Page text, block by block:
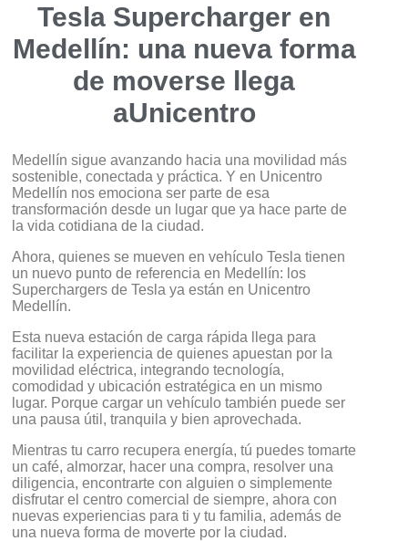
Tesla Supercharger en
Medellín: una nueva forma
de moverse llega
aUnicentro
Medellín sigue avanzando hacia una movilidad más
sostenible, conectada y práctica. Y en Unicentro
Medellín nos emociona ser parte de esa
transformación desde un lugar que ya hace parte de
la vida cotidiana de la ciudad.
Ahora, quienes se mueven en vehículo Tesla tienen
un nuevo punto de referencia en Medellín: los
Superchargers de Tesla ya están en Unicentro
Medellín.
Esta nueva estación de carga rápida llega para
facilitar la experiencia de quienes apuestan por la
movilidad eléctrica, integrando tecnología,
comodidad y ubicación estratégica en un mismo
lugar. Porque cargar un vehículo también puede ser
una pausa útil, tranquila y bien aprovechada.
Mientras tu carro recupera energía, tú puedes tomarte
un café, almorzar, hacer una compra, resolver una
diligencia, encontrarte con alguien o simplemente
disfrutar el centro comercial de siempre, ahora con
nuevas experiencias para ti y tu familia, además de
una nueva forma de moverte por la ciudad.